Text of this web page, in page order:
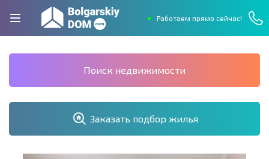
Работаем прямо сейчас!
Поиск недвижимости
Заказать подбор жилья